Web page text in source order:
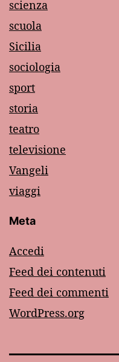
scienza
scuola
Sicilia
sociologia
sport
storia
teatro
televisione
Vangeli
viaggi
Meta
Accedi
Feed dei contenuti
Feed dei commenti
WordPress.org